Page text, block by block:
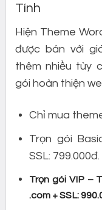
Tính
Hiện Theme
được bán với
thêm nhiều tùy
gói hoàn thiện
Chỉ mua
Trọn gói
SSL: 799.000đ.
Trọn gói VIP –
.com + SSL: